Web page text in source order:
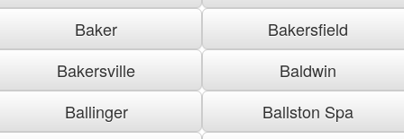
Baker
Bakersfield
Bakersville
Baldwin
Ballinger
Ballston Spa